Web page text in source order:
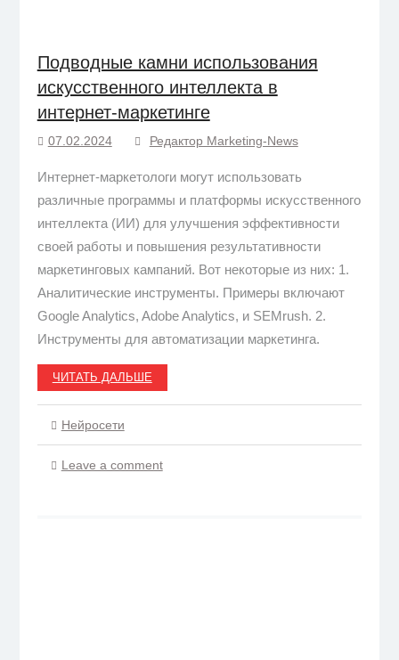
Подводные камни использования
искусственного интеллекта в
интернет-маркетинге
07.02.2024 Редактор Marketing-News
Интернет-маркетологи могут использовать
различные программы и платформы искусственного
интеллекта (ИИ) для улучшения эффективности
своей работы и повышения результативности
маркетинговых кампаний. Вот некоторые из них: 1.
Аналитические инструменты. Примеры включают
Google Analytics, Adobe Analytics, и SEMrush. 2.
Инструменты для автоматизации маркетинга.
ЧИТАТЬ ДАЛЬШЕ
Нейросети
Leave a comment